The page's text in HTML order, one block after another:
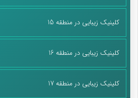
کلینیک زیبایی در منطقه 15
کلینیک زیبایی در منطقه 16
کلینیک زیبایی در منطقه 17